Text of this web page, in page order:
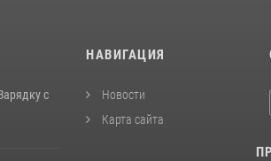
с
НАВИГАЦИЯ
Новости
Карта сайта